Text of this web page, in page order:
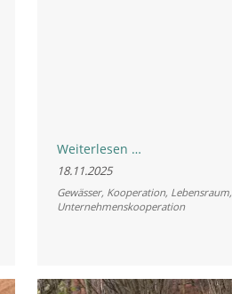
Weiterlesen …Startschuss
neue
Kooperation
Veolia
18.11.2025
Gewässer, Kooperation, Lebensraum,
Unternehmenskooperation